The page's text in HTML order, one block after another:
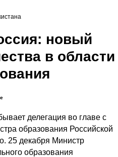
новый
в области
делегация во главе с
образования Российской
25 декабря Министр
образования